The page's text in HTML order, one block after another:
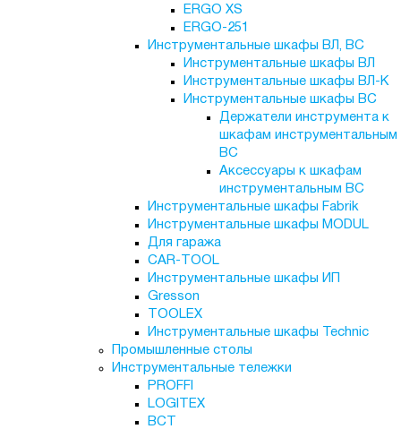
ERGO XS
ERGO-251
Инструментальные шкафы ВЛ, ВС
Инструментальные шкафы ВЛ
Инструментальные шкафы ВЛ-К
Инструментальные шкафы ВС
Держатели инструмента к
шкафам инструментальным
ВС
Аксессуары к шкафам
инструментальным ВС
Инструментальные шкафы Fabrik
Инструментальные шкафы MODUL
Для гаража
CAR-TOOL
Инструментальные шкафы ИП
Gresson
TOOLEX
Инструментальные шкафы Technic
Промышленные столы
Инструментальные тележки
PROFFI
LOGITEX
ВСТ